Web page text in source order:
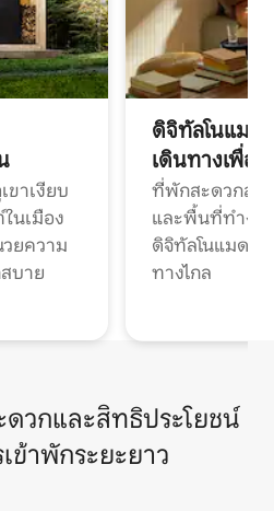
ขาเงียบ
นเมือง
ยความ
บาย
ดิจิทัลโนแมด
เดินทางเพื่อ
ที่พักสะดวกสบ
และพื้นที่ทำงา
ดิจิทัลโนแมดแ
ทางไกล
วกและสิทธิประโยชน์
ข้าพักระยะยาว